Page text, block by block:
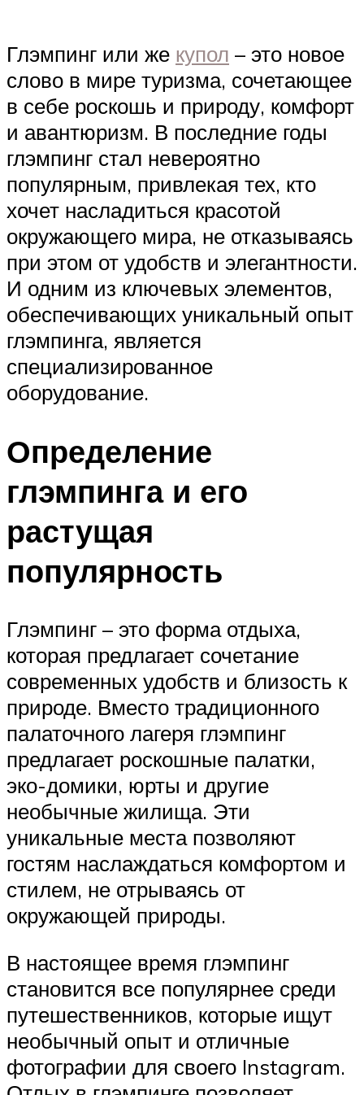
Глэмпинг или же купол – это новое
слово в мире туризма, сочетающее
в себе роскошь и природу, комфорт
и авантюризм. В последние годы
глэмпинг стал невероятно
популярным, привлекая тех, кто
хочет насладиться красотой
окружающего мира, не отказываясь
при этом от удобств и элегантности.
И одним из ключевых элементов,
обеспечивающих уникальный опыт
глэмпинга, является
специализированное
оборудование.
Определение
глэмпинга и его
растущая
популярность
Глэмпинг – это форма отдыха,
которая предлагает сочетание
современных удобств и близость к
природе. Вместо традиционного
палаточного лагеря глэмпинг
предлагает роскошные палатки,
эко-домики, юрты и другие
необычные жилища. Эти
уникальные места позволяют
гостям наслаждаться комфортом и
стилем, не отрываясь от
окружающей природы.
В настоящее время глэмпинг
становится все популярнее среди
путешественников, которые ищут
необычный опыт и отличные
фотографии для своего Instagram.